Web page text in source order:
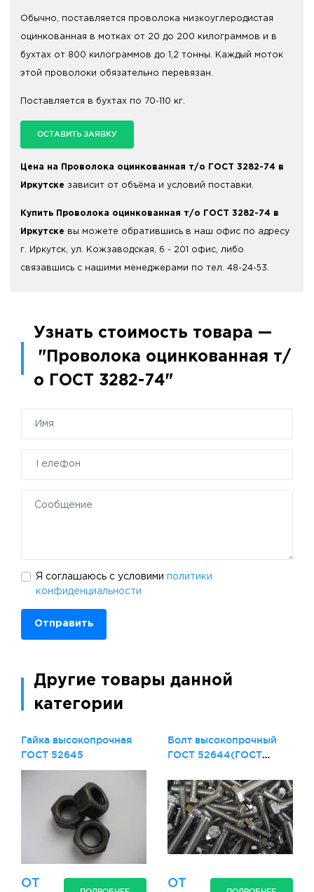
Обычно, поставляется проволока низкоуглеродистая
оцинкованная в мотках от 20 до 200 килограммов и в
бухтах от 800 килограммов до 1,2 тонны. Каждый моток
этой проволоки обязательно перевязан.
Поставляется в бухтах по 70-110 кг.
ОСТАВИТЬ ЗАЯВКУ
Цена на Проволока оцинкованная т/о ГОСТ 3282-74 в
Иркутске зависит от объёма и условий поставки.
Купить Проволока оцинкованная т/о ГОСТ 3282-74 в
Иркутске вы можете обратившись в наш офис по адресу
г. Иркутск, ул. Кожзаводская, 6 - 201 офис, либо
связавшись с нашими менеджерами по тел. 48-24-53.
Узнать стоимость товара —
"Проволока оцинкованная т/
о ГОСТ 3282-74"
Я соглашаюсь с условими политики
конфиденциальности
Отправить
Другие товары данной
категории
Гайка высокопрочная
ГОСТ 52645
ОТ
Болт высокопрочный
ГОСТ 52644(ГОСТ
М16,20,22,24,27,30,32
ОТ